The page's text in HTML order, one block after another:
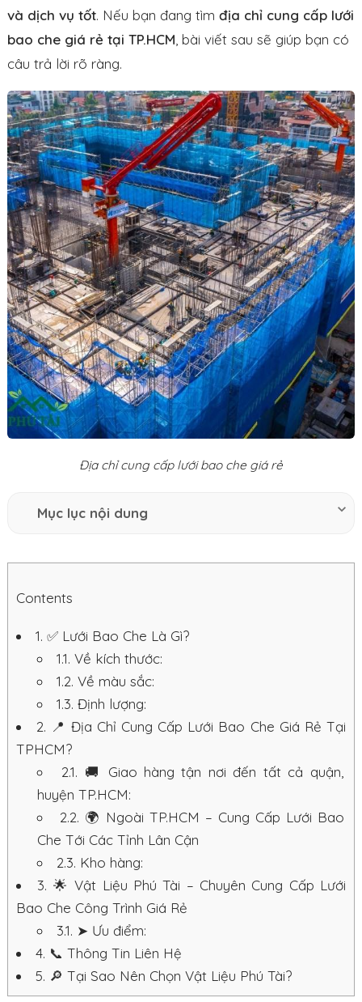
và dịch vụ tốt. Nếu bạn đang tìm địa chỉ cung cấp lưới
bao che giá rẻ tại TP.HCM , bài viết sau sẽ giúp bạn có
câu trả lời rõ ràng.
Địa chỉ cung cấp lưới bao che giá rẻ
Mục lục nội dung
Contents
1. ✅ Lưới Bao Che Là Gì?
1.1. Về kích thước:
1.2. Về màu sắc:
1.3. Định lượng:
2. 📍 Địa Chỉ Cung Cấp Lưới Bao Che Giá Rẻ Tại
TPHCM?
2.1. 🚚 Giao hàng tận nơi đến tất cả quận,
huyện TP.HCM:
2.2. 🌍 Ngoài TP.HCM – Cung Cấp Lưới Bao
Che Tới Các Tỉnh Lân Cận
2.3. Kho hàng:
3. 🌟 Vật Liệu Phú Tài – Chuyên Cung Cấp Lưới
Bao Che Công Trình Giá Rẻ
3.1. ➤ Ưu điểm:
4. 📞 Thông Tin Liên Hệ
5. 🔎 Tại Sao Nên Chọn Vật Liệu Phú Tài?